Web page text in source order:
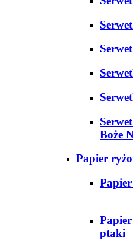
Boże
Papier
ptaki